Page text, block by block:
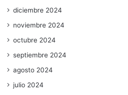
diciembre 2024
noviembre 2024
octubre 2024
septiembre 2024
agosto 2024
julio 2024